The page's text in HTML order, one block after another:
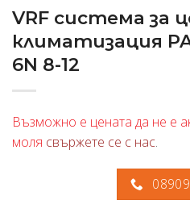
VRF система за
климатизация
6N 8-12
Възможно е цената да не е
моля свържете се с нас.